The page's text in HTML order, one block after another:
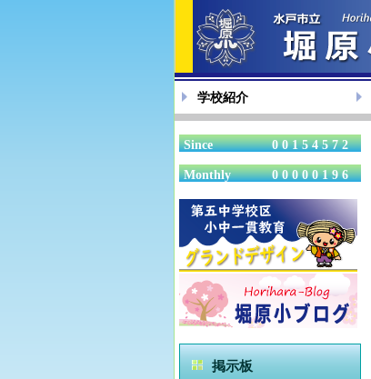
学校紹介
Since 00154572
Monthly 00000196
掲示板